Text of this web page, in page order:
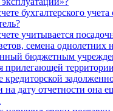
бухгалтерского
учитывается
семена однолетних
бюджетным
прилегающей
на дату отчетности она